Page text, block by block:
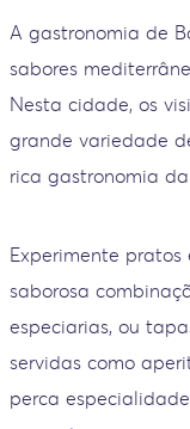
A gastronomia de
sabores
Nesta cidade, os
grande variedade
rica gastronomia
Experimente
saborosa
especiarias, ou
servidas como
perca